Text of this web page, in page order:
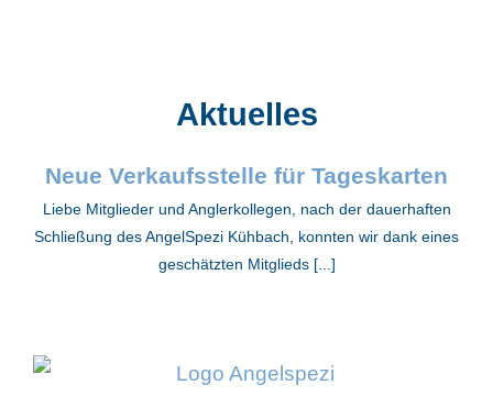
Aktuelles
Neue Verkaufsstelle für Tageskarten
Liebe Mitglieder und Anglerkollegen, nach der dauerhaften
Schließung des AngelSpezi Kühbach, konnten wir dank eines
geschätzten Mitglieds [...]